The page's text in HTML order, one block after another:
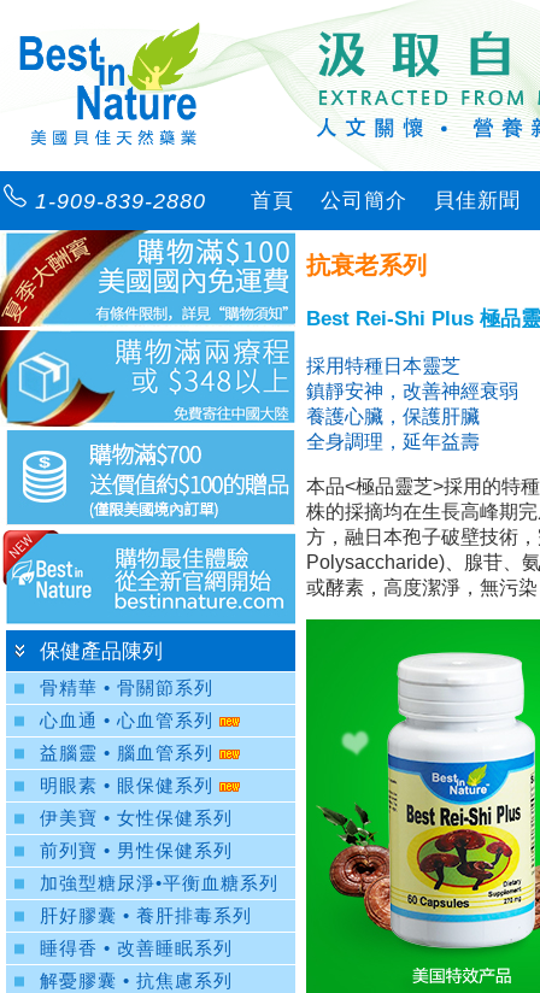
1-909-839-2880 首頁 公司簡介 貝佳新聞
抗衰老系列
Best Rei-Shi Plus 極品
採用特種日本靈芝
鎮靜安神，改善神經衰弱
養護心臟，保護肝臟
全身調理，延年益壽
本品<極品靈芝>採用的特
株的採摘均在生長高峰期
方，融日本孢子破壁技術
Polysaccharide)、腺苷、
或酵素，高度潔淨，無污
保健產品陳列
骨精華 • 骨關節系列
心血通 • 心血管系列
益腦靈 • 腦血管系列
明眼素 • 眼保健系列
伊美寶 • 女性保健系列
前列寶 • 男性保健系列
加強型糖尿淨•平衡血糖系列
肝好膠囊 • 養肝排毒系列
睡得香 • 改善睡眠系列
解憂膠囊 • 抗焦慮系列